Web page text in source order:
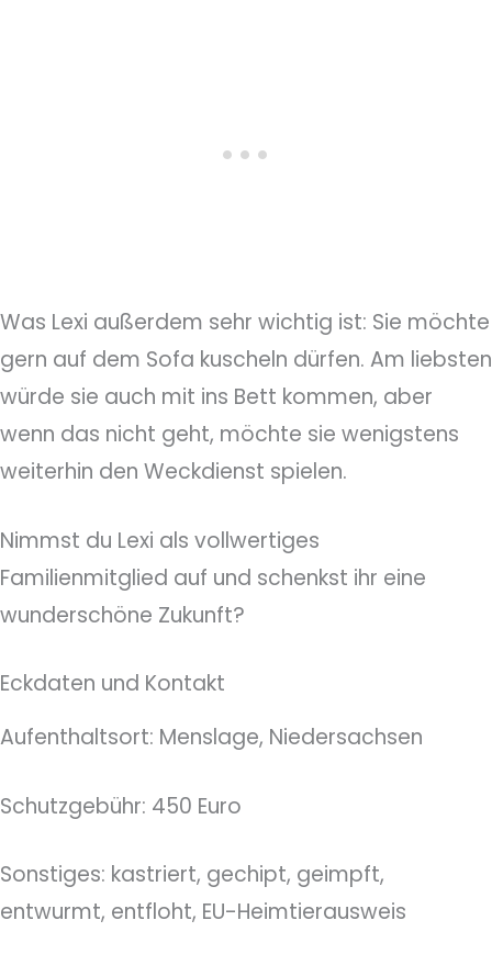
Was Lexi außerdem sehr wichtig ist: Sie möchte
gern auf dem Sofa kuscheln dürfen. Am liebsten
würde sie auch mit ins Bett kommen, aber
wenn das nicht geht, möchte sie wenigstens
weiterhin den Weckdienst spielen.
Nimmst du Lexi als vollwertiges
Familienmitglied auf und schenkst ihr eine
wunderschöne Zukunft?
Eckdaten und Kontakt
Aufenthaltsort: Menslage, Niedersachsen
Schutzgebühr: 450 Euro
Sonstiges: kastriert, gechipt, geimpft,
entwurmt, entfloht, EU-Heimtierausweis